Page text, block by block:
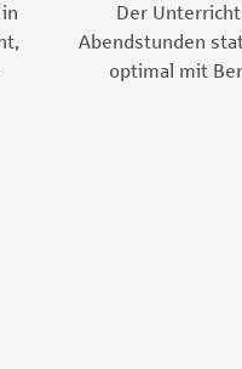
Der
Abendstunden
optimal mit